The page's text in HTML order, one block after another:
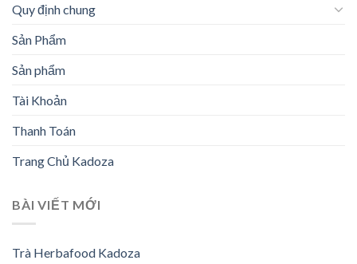
Quy định chung
Sản Phẩm
Sản phẩm
Tài Khoản
Thanh Toán
Trang Chủ Kadoza
BÀI VIẾT MỚI
Trà Herbafood Kadoza